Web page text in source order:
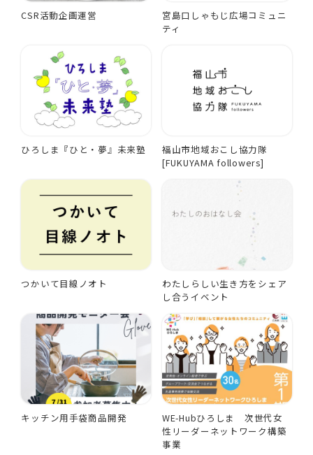
CSR活動企画運営
宮島口しゃもじ広場コミュニ
ティ
ひろしま『ひと・夢』未来塾
福山市地域おこし協力隊
[FUKUYAMA followers]
つかいて目線ノオト
わたしらしい生き方をシェア
し合うイベント
キッチン用手袋商品開発
WE-Hubひろしま 次世代女
性リーダーネットワーク構築
事業